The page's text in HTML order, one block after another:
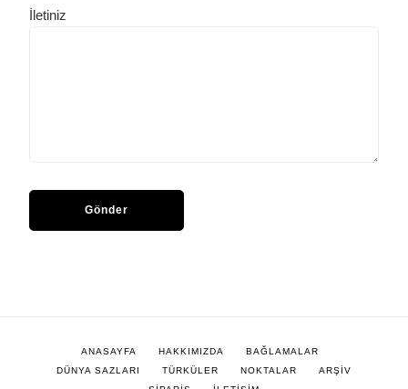
İletiniz
ANASAYFA HAKKIMIZDA
BAĞLAMALAR
DÜNYA SAZLARI
TÜRKÜLER NOKTALAR
ARŞİV